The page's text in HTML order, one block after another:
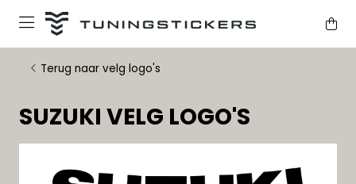
Terug naar velg logo's
SUZUKI VELG LOGO'S